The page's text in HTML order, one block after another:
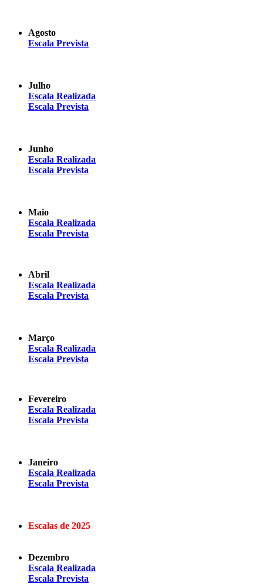
Agosto
Escala Prevista
Julho
Escala Realizada
Escala Prevista
Junho
Escala Realizada
Escala Prevista
Maio
Escala Realizada
Escala Prevista
Abril
Escala Realizada
Escala Prevista
Março
Escala Realizada
Escala Prevista
Fevereiro
Escala Realizada
Escala Prevista
Janeiro
Escala Realizada
Escala Prevista
Escalas de 2025
Dezembro
Escala Realizada
Escala Prevista